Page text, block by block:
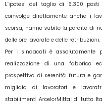
L’ipotesi del taglio di 6.300
coinvolge direttamente anche i
scorsa, hanno subìto la perdita di
delle ore lavorate e delle retribuzioni.
Per i sindacati è assolutamente
realizzazione di una fabbrica
prospettiva di serenità futura e
migliaia di lavoratori e
stabilimenti ArcelorMittal di tutta